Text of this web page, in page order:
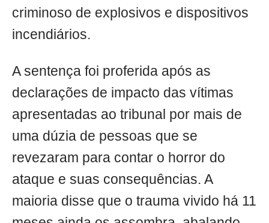
criminoso de explosivos e dispositivos
incendiários.
A sentença foi proferida após as
declarações de impacto das vítimas
apresentadas ao tribunal por mais de
uma dúzia de pessoas que se
revezaram para contar o horror do
ataque e suas consequências. A
maioria disse que o trauma vivido há 11